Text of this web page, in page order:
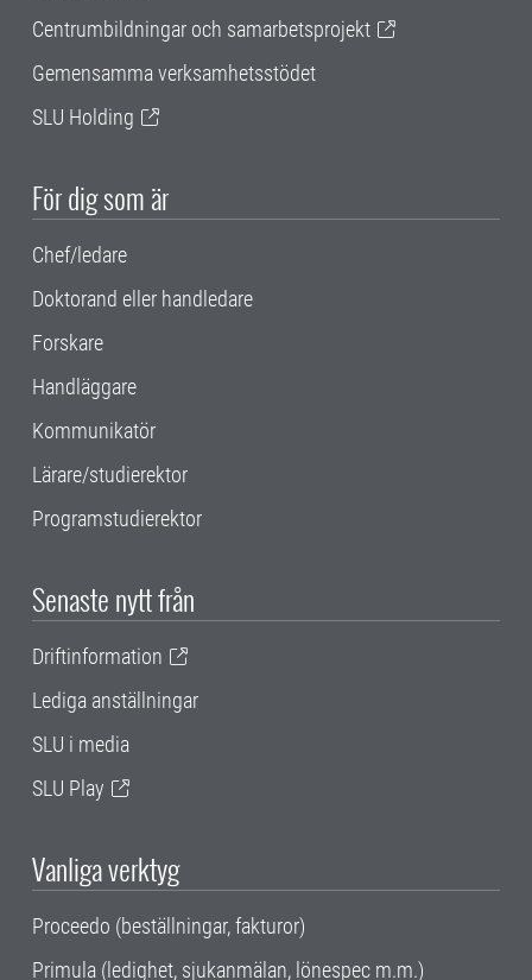
Centrumbildningar och samarbetsprojekt
Gemensamma verksamhetsstödet
SLU Holding
För dig som är
Chef/ledare
Doktorand eller handledare
Forskare
Handläggare
Kommunikatör
Lärare/studierektor
Programstudierektor
Senaste nytt från
Driftinformation
Lediga anställningar
SLU i media
SLU Play
Vanliga verktyg
Proceedo (beställningar, fakturor)
Primula (ledighet, sjukanmälan, lönespec m.m.)